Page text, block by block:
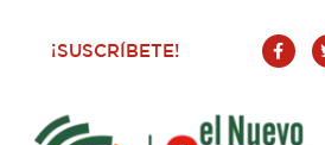
¡SUSCRÍBETE!
F
a
c
o